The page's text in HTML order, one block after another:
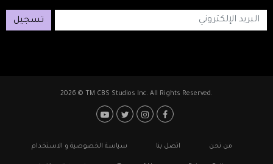
تسجيل
2026 © TM CBS Studios Inc. All Rights Reserved.
Footer: Social Media
Footerمن نحن اتصل بنا سياسة الخصوصية و الاستخدام